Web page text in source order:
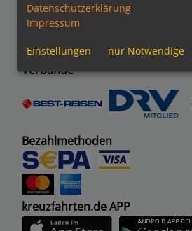
Verbände
Bezahlmethoden
kreuzfahrten.de APP
Datenschutzerklärung
Impressum
Einstellungen nur Notwendige